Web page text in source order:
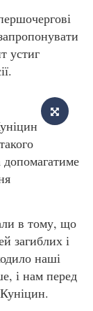
устиг
допомагатиме
в тому, що
загиблих і
наші
і нам перед